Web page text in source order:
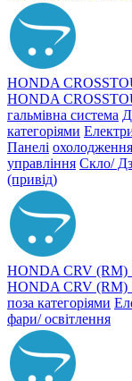
HONDA
HONDA
гальмівна система
категоріями
Панелі
управління Скло/
(привід)
HONDA CRV (RM)
HONDA CRV (RM)
поза категоріями
фари/ освітлення